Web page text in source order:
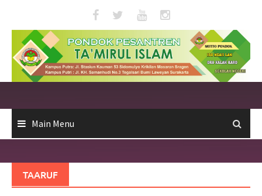
content
Main Menu
TAARUF